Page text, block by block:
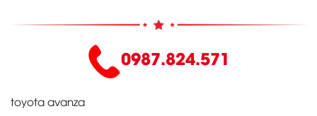
0987.824.571
toyota avanza